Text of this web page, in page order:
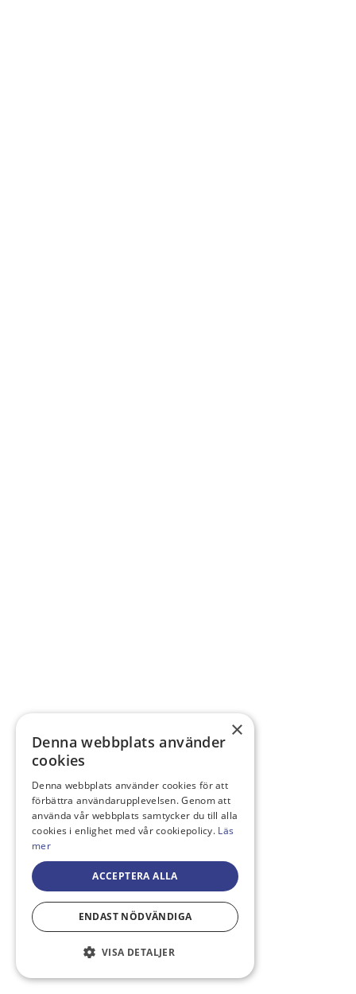
×
Denna webbplats använder
cookies
Denna webbplats använder cookies för att
förbättra användarupplevelsen. Genom att
använda vår webbplats samtycker du till alla
cookies i enlighet med vår cookiepolicy. Läs
mer
ACCEPTERA ALLA
ENDAST NÖDVÄNDIGA
VISA DETALJER